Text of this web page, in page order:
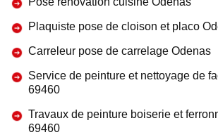
Plaquiste pose de cloison et placo
Carreleur pose de carrelage Odenas
Service de peinture et nettoyage de
69460
Travaux de peinture boiserie et
69460